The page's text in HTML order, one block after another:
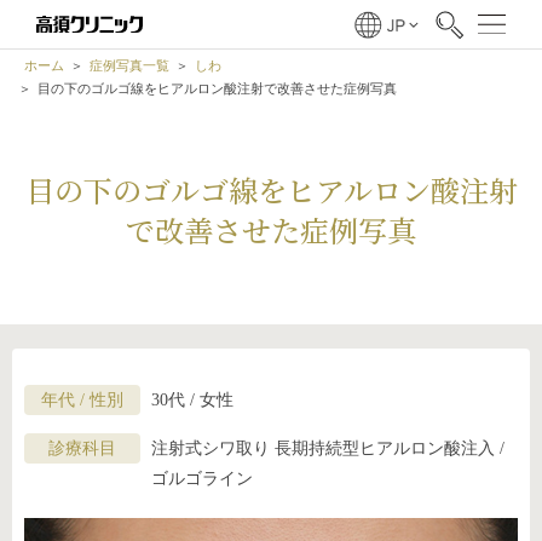
ホーム 症例写真一覧
しわ
目の下のゴルゴ線をヒアルロン酸注射で改善させた症例写真
目の下のゴルゴ線をヒアルロン酸注射
で改善させた症例写真
年代 / 性別 30代 / 女性
診療科目
注射式シワ取り 長期持続型ヒアルロン酸注入 /
ゴルゴライン